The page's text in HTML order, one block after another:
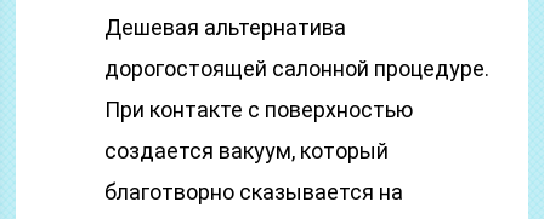
Дешевая альтернатива
дорогостоящей салонной процедуре.
При контакте с поверхностью
создается вакуум, который
благотворно сказывается на